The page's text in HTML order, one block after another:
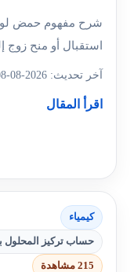
شرح مفهوم حمض
استقبال أو منح زوج
آخر تحديث: 2026-08-08
اقرأ المقال
كيمياء
حساب تركيز المحلول
215 مشاهدة